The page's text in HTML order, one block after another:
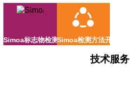
Simoa标志物检测Simoa检测方法开发
技术服务